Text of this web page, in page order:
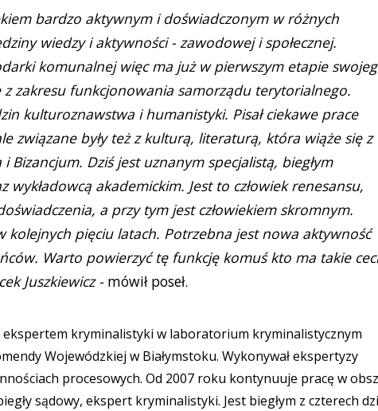
bardzo aktywnym i doświadczonym w różnych
wiedzy i aktywności - zawodowej i społecznej.
komunalnej więc ma już w pierwszym etapie
z zakresu funkcjonowania samorządu terytorialnego.
kulturoznawstwa i humanistyki. Pisał ciekawe prace
związane były też z kulturą, literaturą, która wiąże się z
Bizancjum. Dziś jest uznanym specjalistą, biegłym
akademickim. Jest to człowiek renesansu,
a przy tym jest człowiekiem skromnym.
kolejnych pięciu latach. Potrzebna jest nowa aktywność
Warto powierzyć tę funkcję komuś kto ma takie
Juszkiewicz - mówił poseł.
ekspertem kryminalistyki w laboratorium kryminalistycznym
Wojewódzkiej w Białymstoku. Wykonywał ekspertyzy
procesowych. Od 2007 roku kontynuuje pracę w
sądowy, ekspert kryminalistyki. Jest biegłym z czterech